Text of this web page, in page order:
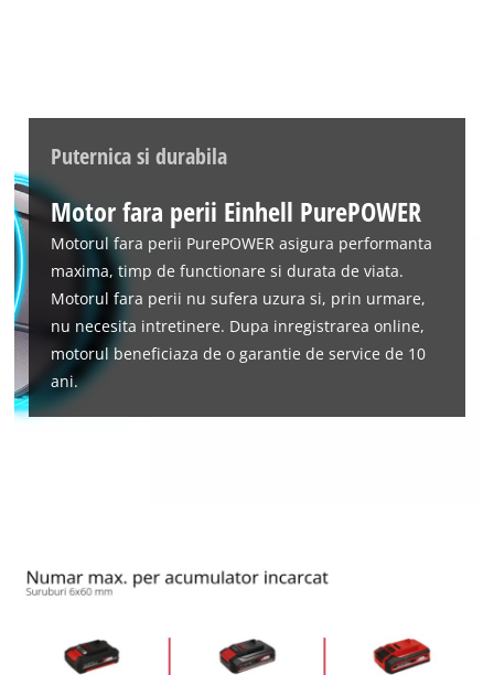
Avem nevoie de acordul dvs. pentru a
incarca serviciul Google Maps!
This content is not permitted to load due
to trackers that are not disclosed to the
visitor. The website owner needs to setup
to the list of technologies used.
Puternica si durabila
Motor fara perii Einhell PurePOWER
Motorul fara perii PurePOWER asigura performanta
maxima, timp de functionare si durata de viata.
Motorul fara perii nu sufera uzura si, prin urmare,
nu necesita intretinere. Dupa inregistrarea online,
motorul beneficiaza de o garantie de service de 10
ani.